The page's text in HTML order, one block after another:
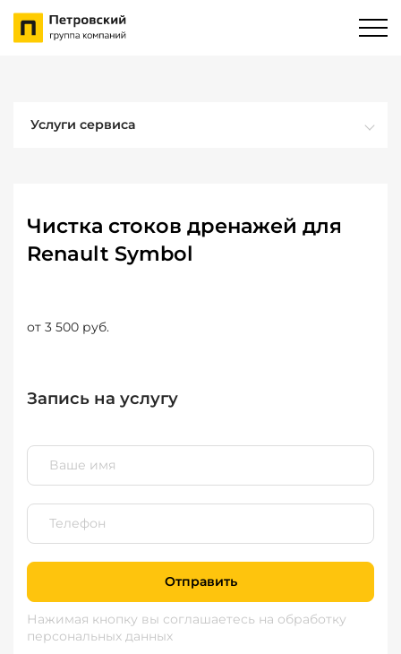
Услуги сервиса
Чистка стоков дренажей для
Renault Symbol
от 3 500 руб.
Запись на услугу
Отправить
Нажимая кнопку вы соглашаетесь на обработку
персональных данных